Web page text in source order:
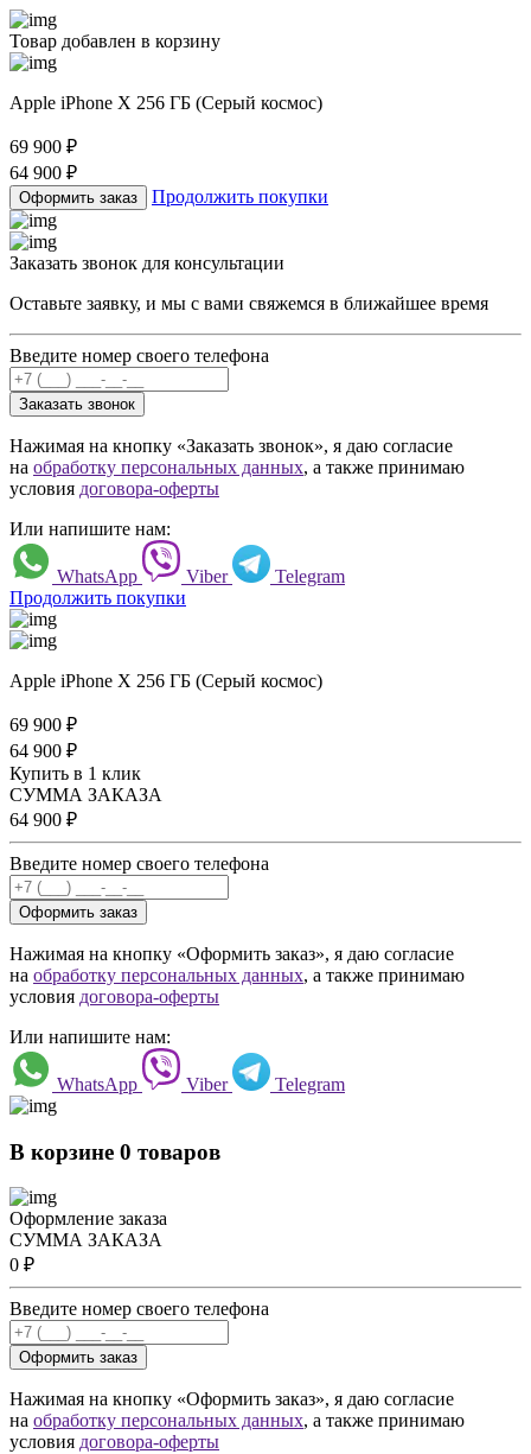
Товар добавлен в корзину
Apple iPhone X 256 ГБ (Серый космос)
69 900 ₽
64 900 ₽
Оформить заказ Продолжить покупки
Заказать звонок для консультации
Оставьте заявку, и мы с вами свяжемся в ближайшее время
Введите номер своего телефона
Заказать звонок
Нажимая на кнопку «Заказать звонок», я даю согласие
на обработку персональных данных, а также принимаю
условия договора-оферты
Или напишите нам:
WhatsApp Viber
Telegram
Продолжить покупки
Apple iPhone X 256 ГБ (Серый космос)
69 900 ₽
64 900 ₽
Купить в 1 клик
СУММА ЗАКАЗА
64 900 ₽
Введите номер своего телефона
Оформить заказ
Нажимая на кнопку «Оформить заказ», я даю согласие
на обработку персональных данных, а также принимаю
условия договора-оферты
Или напишите нам:
WhatsApp Viber Telegram
В корзине 0 товаров
Оформление заказа
СУММА ЗАКАЗА
0 ₽
Введите номер своего телефона
Оформить заказ
Нажимая на кнопку «Оформить заказ», я даю согласие
на обработку персональных данных, а также принимаю
условия договора-оферты